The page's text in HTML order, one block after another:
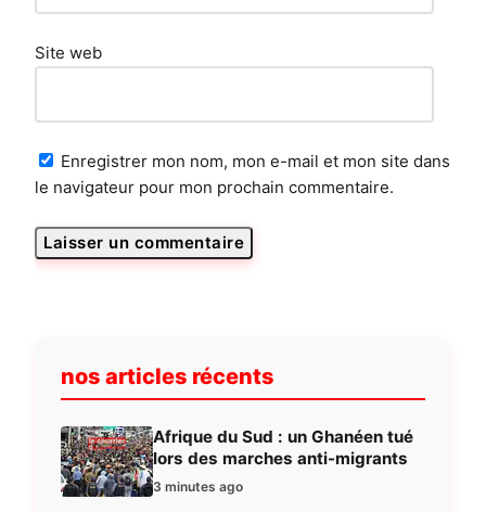
Site web
Enregistrer mon nom, mon e-mail et mon site dans
le navigateur pour mon prochain commentaire.
nos articles récents
Afrique du Sud : un Ghanéen tué
lors des marches anti-migrants
3 minutes ago